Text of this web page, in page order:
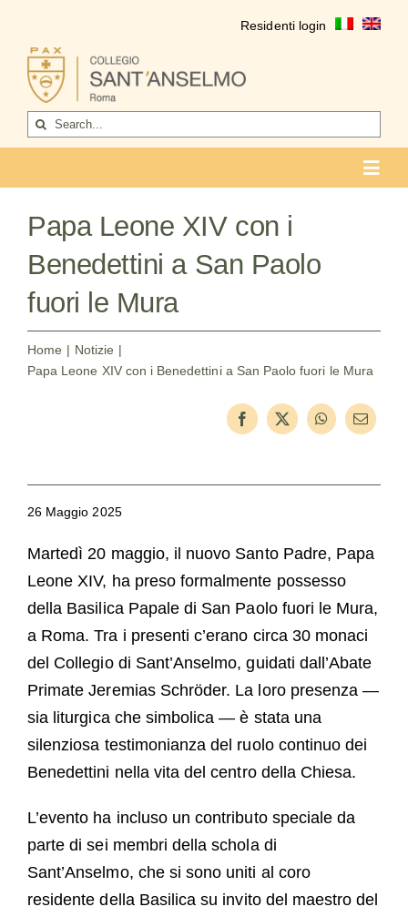
contenuto
Residenti login
Cerca
per:
Vita del collegio
La formazione
Come entrare
Papa Leone XIV con i
Benedettini a San Paolo
fuori le Mura
Home
Notizie
Papa Leone XIV con i Benedettini a San Paolo fuori le Mura
26 Maggio 2025
Martedì 20 maggio, il nuovo Santo Padre, Papa
Leone XIV, ha preso formalmente possesso
della Basilica Papale di San Paolo fuori le Mura,
a Roma. Tra i presenti c’erano circa 30 monaci
del Collegio di Sant’Anselmo, guidati dall’Abate
Primate Jeremias Schröder. La loro presenza —
sia liturgica che simbolica — è stata una
silenziosa testimonianza del ruolo continuo dei
Benedettini nella vita del centro della Chiesa.
L’evento ha incluso un contributo speciale da
parte di sei membri della schola di
Sant’Anselmo, che si sono uniti al coro
residente della Basilica su invito del maestro del